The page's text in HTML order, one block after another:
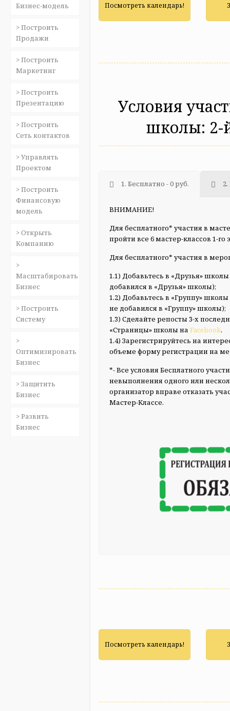
Посмотреть календарь!
Условия
школы: 2-
1. Бесплатно - 0 руб.
ВНИМАНИЕ!
Для бесплатного* участия в
пройти все 6 мастер-классов 1-го
Для бесплатного* участия в
1.1) Добавьтесь в «Друзья»
добавился в «Друзья» школы);
1.2) Добавьтесь в «Группу»
не добавился в «Группу» школы);
1.3) Сделайте репосты 3-х
«Страницы» школы наFacebook.
1.4) Зарегистрируйтесь на
объеме форму регистрации на
*- Все условия Бесплатного
невыполнения одного или
организатор вправе отказать
Мастер-Классе.
Посмотреть календарь!
Бизнес-модель
> Построить
Продажи
> Построить
Маркетинг
> Построить
Презентацию
> Построить
Сеть контактов
> Управлять
Проектом
> Построить
Финансовую
модель
> Открыть
Компанию
>
Масштабировать
Бизнес
> Построить
Систему
>
Оптимизировать
Бизнес
> Защитить
Бизнес
> Развить
Бизнес